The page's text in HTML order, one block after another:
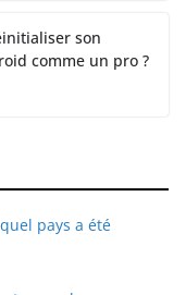
son
comme un pro ?
pays a été